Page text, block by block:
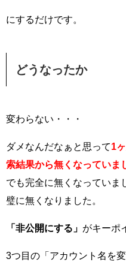
にするだけです。
どうなったか
変わらない・・・
ダメなんだなぁと思って1
索結果から無くなっていま
でも完全に無くなっていま
璧に無くなりました。
「非公開にする」 がキーポ
3つ目の「アカウント名を